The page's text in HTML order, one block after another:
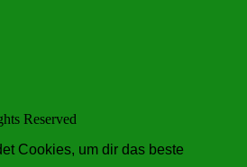
Reserved
Cookies, um dir das beste